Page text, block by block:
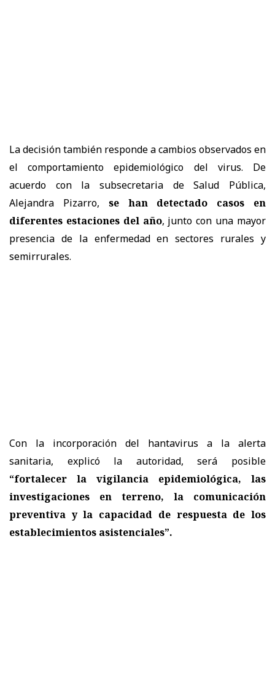
La decisión también responde a cambios observados en
el comportamiento epidemiológico del virus. De
acuerdo con la subsecretaria de Salud Pública,
Alejandra Pizarro, se han detectado casos en
diferentes estaciones del año, junto con una mayor
presencia de la enfermedad en sectores rurales y
semirrurales.
Con la incorporación del hantavirus a la alerta
sanitaria, explicó la autoridad, será posible
“fortalecer la vigilancia epidemiológica, las
investigaciones en terreno, la comunicación
preventiva y la capacidad de respuesta de los
establecimientos asistenciales”.